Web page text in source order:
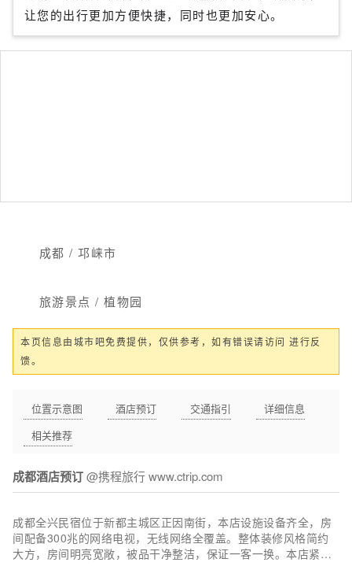
让您的出行更加方便快捷，同时也更加安心。
成都 / 邛崃市
旅游景点 / 植物园
本页信息由城市吧免费提供，仅供参考，如有错误请访问 进行反
馈。
位置示意图 酒店预订 交通指引
详细信息
相关推荐
成都酒店预订@携程旅行 www.ctrip.com
成都全兴民宿位于新都主城区正因南街，本店设施设备齐全，房
间配备300兆的网络电视，无线网络全覆盖。整体装修风格简约
大方，房间明亮宽敞，被品干净整洁，保证一客一换。本店紧邻